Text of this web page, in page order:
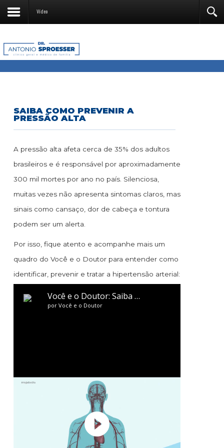
Vídeo
SAIBA COMO PREVENIR A
PRESSÃO ALTA
A pressão alta afeta cerca de 35% dos adultos
brasileiros e é responsável por aproximadamente
300 mil mortes por ano no país. Silenciosa,
muitas vezes não apresenta sintomas claros, mas
sinais como cansaço, dor de cabeça e tontura
podem ser um alerta.
Por isso, fique atento e acompanhe mais um
quadro do Você e o Doutor para entender como
identificar, prevenir e tratar a hipertensão arterial: